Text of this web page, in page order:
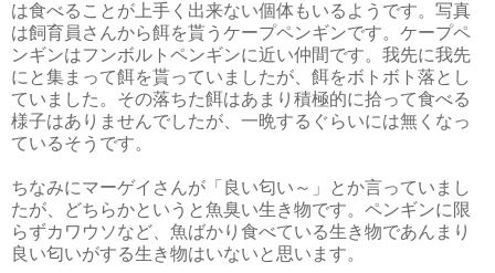
は食べることが上手く出来ない個体もいるようです。写真
は飼育員さんから餌を貰うケープペンギンです。ケープペ
ンギンはフンボルトペンギンに近い仲間です。我先に我先
にと集まって餌を貰っていましたが、餌をボトボト落とし
ていました。その落ちた餌はあまり積極的に拾って食べる
様子はありませんでしたが、一晩するぐらいには無くなっ
ているそうです。
ちなみにマーゲイさんが「良い匂い～」とか言っていまし
たが、どちらかというと魚臭い生き物です。ペンギンに限
らずカワウソなど、魚ばかり食べている生き物であんまり
良い匂いがする生き物はいないと思います。